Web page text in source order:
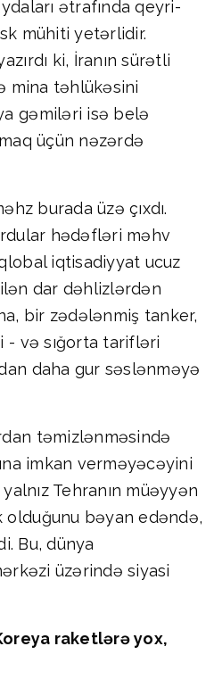
ətrafında qeyri-
mühiti yetərlidir.
ki, İranın sürətli
mina təhlükəsini
gəmiləri isə belə
üçün nəzərdə
burada üzə çıxdı.
hədəfləri məhv
iqtisadiyyat ucuz
dar dəhlizlərdən
bir zədələnmiş tanker,
- və sığorta tarifləri
daha gur səslənməyə
təmizlənməsində
imkan verməyəcəyini
Tehranın müəyyən
olduğunu bəyan edəndə,
Bu, dünya
üzərində siyasi
raketlərə yox,